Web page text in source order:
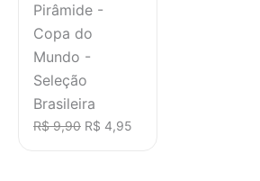
Pirâmide -
Copa do
Mundo -
Seleção
Brasileira
R$9,90 R$ 4,95